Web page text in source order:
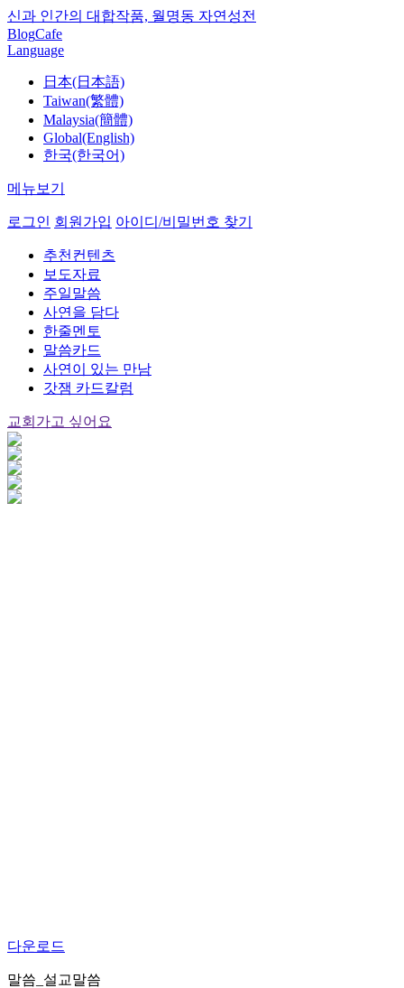
신과 인간의 대합작품, 월명동 자연성전
BlogCafe
Language
日本(日本語)
Taiwan(繁體)
Malaysia(簡體)
Global(English)
한국(한국어)
메뉴보기
로그인 회원가입 아이디/비밀번호 찾기
추천컨텐츠
보도자료
주일말씀
사연을 담다
한줄멘토
말씀카드
사연이 있는 만남
갓잼 카드칼럼
교회가고 싶어요
다운로드
말씀_설교말씀